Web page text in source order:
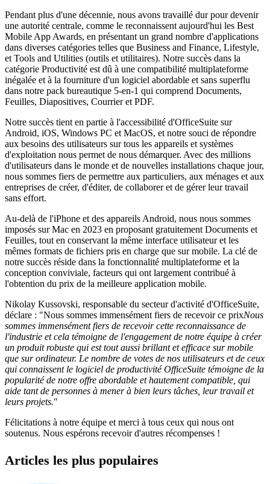
Pendant plus d'une décennie, nous avons travaillé dur pour devenir
une autorité centrale, comme le reconnaissent aujourd'hui les Best
Mobile App Awards, en présentant un grand nombre d'applications
dans diverses catégories telles que Business and Finance, Lifestyle,
et Tools and Utilities (outils et utilitaires). Notre succès dans la
catégorie Productivité est dû à une compatibilité multiplateforme
inégalée et à la fourniture d'un logiciel abordable et sans superflu
dans notre pack bureautique 5-en-1 qui comprend Documents,
Feuilles, Diapositives, Courrier et PDF.
Notre succès tient en partie à l'accessibilité d'OfficeSuite sur
Android, iOS, Windows PC et MacOS, et notre souci de répondre
aux besoins des utilisateurs sur tous les appareils et systèmes
d'exploitation nous permet de nous démarquer. Avec des millions
d'utilisateurs dans le monde et de nouvelles installations chaque jour,
nous sommes fiers de permettre aux particuliers, aux ménages et aux
entreprises de créer, d'éditer, de collaborer et de gérer leur travail
sans effort.
Au-delà de l'iPhone et des appareils Android, nous nous sommes
imposés sur Mac en 2023 en proposant gratuitement Documents et
Feuilles, tout en conservant la même interface utilisateur et les
mêmes formats de fichiers pris en charge que sur mobile. La clé de
notre succès réside dans la fonctionnalité multiplateforme et la
conception conviviale, facteurs qui ont largement contribué à
l'obtention du prix de la meilleure application mobile.
Nikolay Kussovski, responsable du secteur d'activité d'OfficeSuite,
déclare : "Nous sommes immensément fiers de recevoir ce prixNous
sommes immensément fiers de recevoir cette reconnaissance de
l'industrie et cela témoigne de l'engagement de notre équipe à créer
un produit robuste qui est tout aussi brillant et efficace sur mobile
que sur ordinateur. Le nombre de votes de nos utilisateurs et de ceux
qui connaissent le logiciel de productivité OfficeSuite témoigne de la
popularité de notre offre abordable et hautement compatible, qui
aide tant de personnes à mener à bien leurs tâches, leur travail et
leurs projets."
Félicitations à notre équipe et merci à tous ceux qui nous ont
soutenus. Nous espérons recevoir d'autres récompenses !
Articles les plus populaires